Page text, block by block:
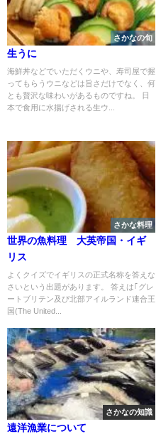
さかなの旬
生うに
海鮮丼などでいただくウニや、寿司屋で握
ってもらうウニなどは旨さだけでなく、何
とも贅沢な味わいがあるものですね。 日
本で食用に水揚げされる生ウ...
さかな料理
世界の魚料理 大英帝国・イギ
リス
よくクイズでイギリスの正式名称を答えな
さいという出題があります。 答えは｢グレ
ートブリテン及び北部アイルランド連合王
国(The United...
さかなの知識
遠洋漁業について